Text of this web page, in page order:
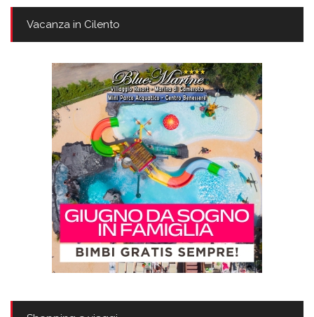
Vacanza in Cilento